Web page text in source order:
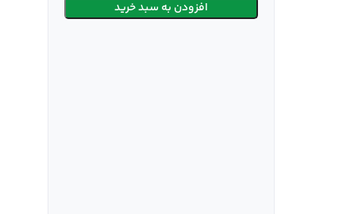
افزودن به سبد خرید